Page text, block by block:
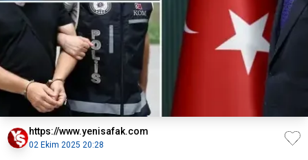
https://www.yenisafak.com
02 Ekim 2025 20:28